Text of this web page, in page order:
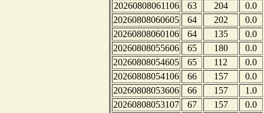
20260808061106
63 204
0.0
20260808060605
64 202
0.0
20260808060106
64 135
0.0
20260808055606
65 180
0.0
20260808054605
65 112
0.0
20260808054106
66 157
0.0
20260808053606
66 157
1.0
20260808053107
67 157
0.0